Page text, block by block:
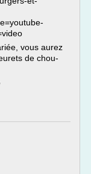
vous aurez
de chou-